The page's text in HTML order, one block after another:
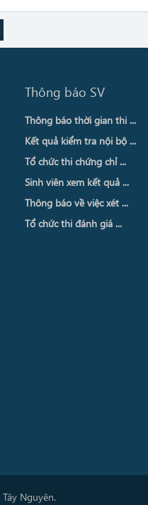
Thông báo SV
Thông báo thời gian thi ...
Kết quả kiểm tra nội bộ ...
Tổ chức thi chứng chỉ ...
Sinh viên xem kết quả ...
Thông báo về việc xét ...
Tổ chức thi đánh giá ...
Nguyên.